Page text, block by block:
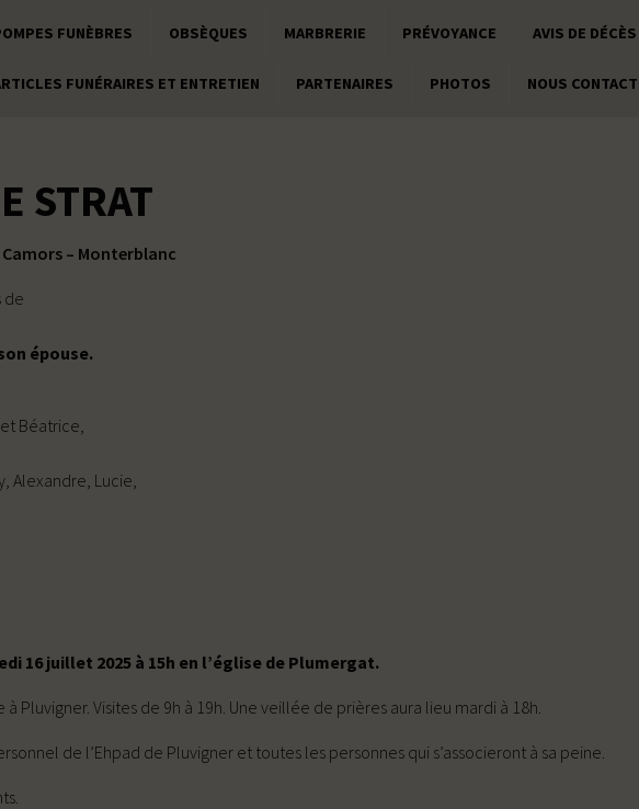
FUNÈBRES OBSÈQUES MARBRERIE PRÉVOYANCE AVIS DE DÉCÈS
FUNÉRAIRES ET ENTRETIEN PARTENAIRES PHOTOS NOUS
STRAT
– Monterblanc
de
épouse.
Béatrice,
Alexandre, Lucie,
16 juillet 2025 à 15h en l’église de Plumergat.
Pluvigner. Visites de 9h à 19h. Une veillée de prières aura lieu mardi à 18h.
de l’Ehpad de Pluvigner et toutes les personnes qui s’associeront à sa peine.